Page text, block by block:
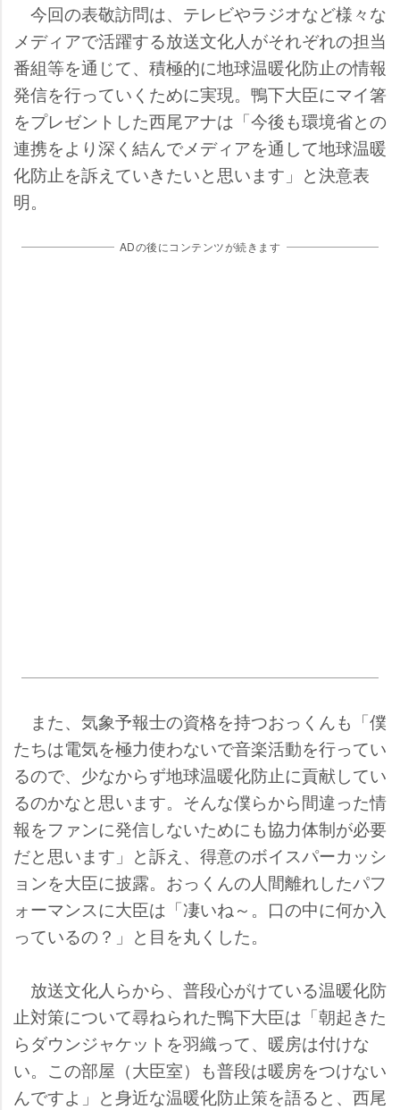
今回の表敬訪問は、テレビやラジオなど様々な
メディアで活躍する放送文化人がそれぞれの担当
番組等を通じて、積極的に地球温暖化防止の情報
発信を行っていくために実現。鴨下大臣にマイ箸
をプレゼントした西尾アナは「今後も環境省との
連携をより深く結んでメディアを通して地球温暖
化防止を訴えていきたいと思います」と決意表
明。
ADの後にコンテンツが続きます
また、気象予報士の資格を持つおっくんも「僕
たちは電気を極力使わないで音楽活動を行ってい
るので、少なからず地球温暖化防止に貢献してい
るのかなと思います。そんな僕らから間違った情
報をファンに発信しないためにも協力体制が必要
だと思います」と訴え、得意のボイスパーカッシ
ョンを大臣に披露。おっくんの人間離れしたパフ
ォーマンスに大臣は「凄いね～。口の中に何か入
っているの？」と目を丸くした。
放送文化人らから、普段心がけている温暖化防
止対策について尋ねられた鴨下大臣は「朝起きた
らダウンジャケットを羽織って、暖房は付けな
い。この部屋（大臣室）も普段は暖房をつけない
んですよ」と身近な温暖化防止策を語ると、西尾